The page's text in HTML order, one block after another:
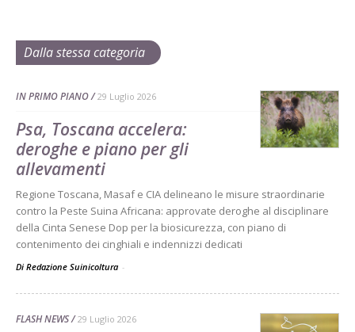
Dalla stessa categoria
IN PRIMO PIANO 29 Luglio 2026
Psa, Toscana accelera:
deroghe e piano per gli
allevamenti
Regione Toscana, Masaf e CIA delineano le misure straordinarie
contro la Peste Suina Africana: approvate deroghe al disciplinare
della Cinta Senese Dop per la biosicurezza, con piano di
contenimento dei cinghiali e indennizzi dedicati
Di Redazione Suinicoltura -
FLASH NEWS 29 Luglio 2026